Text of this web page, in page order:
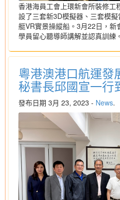
香港海員工會上環新會所裝修工
設了三套新3D模擬器、三套模
艇VR實景操縱船。3月22日，新
學員留心聽導師講解並認真訓練。
粵港澳港口航運發
秘書長邱國宣一行
發布日期 3月 23, 2023 - News.